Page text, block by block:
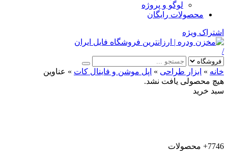
لوگو و پروژه
محصولات رایگان
اشتراک ویژه
/
خانه » ابزار طراحی » اپل موشن و فاینال کات » عناوین
هیچ محصولی یافت نشد.
سبد خرید
7746+
محصولات